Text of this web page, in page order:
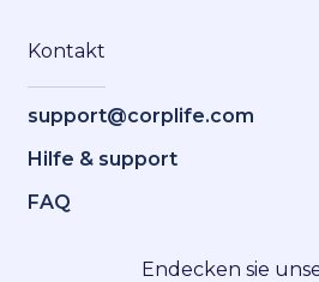
Kontakt
support@corplife.com
Hilfe & support
FAQ
Endecken sie